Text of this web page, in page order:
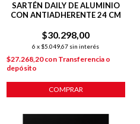
SARTÉN DAILY DE ALUMINIO
CON ANTIADHERENTE 24 CM
$30.298,00
6 x $5.049,67 sin interés
$27.268,20con Transferencia o
depósito
COMPRAR